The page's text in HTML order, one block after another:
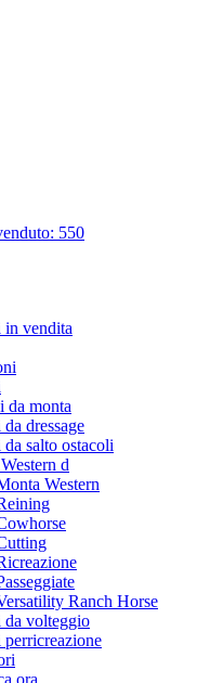
550
in vendita
da monta
dressage
salto ostacoli
d
Western
Ranch Horse
da volteggio
ora